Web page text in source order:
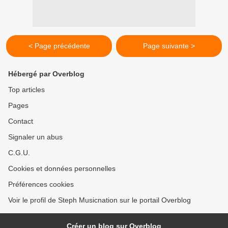
< Page précédente Page suivante >
Hébergé par Overblog
Top articles
Pages
Contact
Signaler un abus
C.G.U.
Cookies et données personnelles
Préférences cookies
Voir le profil de Steph Musicnation sur le portail Overblog
Créer un blog sur Overblog